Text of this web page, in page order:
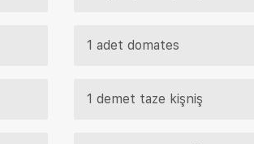
1 adet domates
1 demet taze kişniş